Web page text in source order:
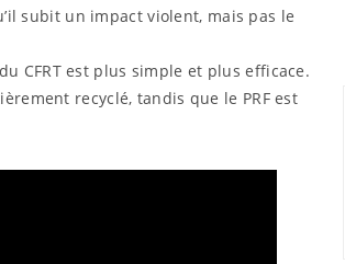
subit un impact violent, mais pas le
CFRT est plus simple et plus efficace.
recyclé, tandis que le PRF est